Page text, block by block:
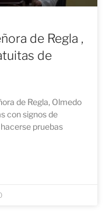
de Regla ,
de
de Regla, Olmedo
con signos de
pruebas